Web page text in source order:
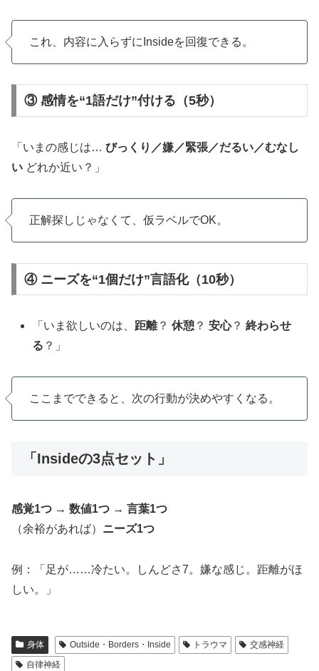
これ、内容に入らずにInsideを回復できる。
③ 感情を“1語だけ”付ける（5秒）
「いまの感じは… びっくり／嫌／緊張／だるい／むなし
い どれか近い？」
正解探しじゃなくて、仮ラベルでOK。
④ ニーズを“1個だけ”言語化（10秒）
「いま欲しいのは、 距離？休憩 ？安心？終わらせ
る ？」
ここまでできると、次の行動が決めやすくなる。
「Insideの3点セット」
感覚1つ → 数値1つ → 言葉1つ
（余裕があれば） ニーズ1つ
例：「足が……冷たい。しんどさ7。嫌な感じ。距離がほ
しい。」
身体 Outside・Borders・Inside トラウマ
交感神経
自律神経